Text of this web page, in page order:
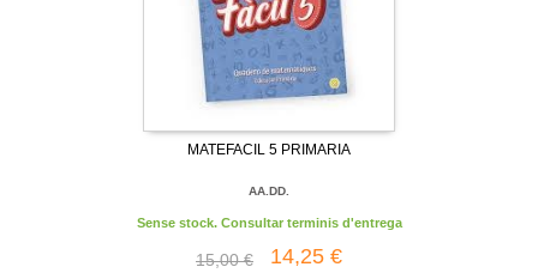
MATEFACIL 5 PRIMARIA
AA.DD.
Sense stock. Consultar terminis d'entrega
15,00 € 14,25 €